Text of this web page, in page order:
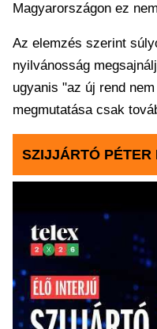
Magyarországon ez
Az elemzés szerint
nyilvánosság
ugyanis "az új rend
megmutatása csak
SZIJJÁRTÓ PÉTER